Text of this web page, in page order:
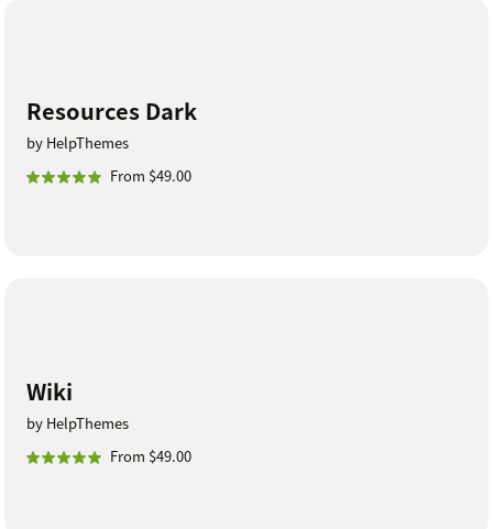
Resources Dark
by HelpThemes
From $49.00
Wiki
by HelpThemes
From $49.00